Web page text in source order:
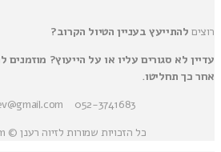
רוצים להתייעץ בעניין הטיול הקרוב?
עדיין לא סגורים עליו או על הייעוץ?
אחר כך תחליטו.
052-3741683 ziva.samtilev@gmail.com
כל הזכויות שמורות לזיוה רענן © samti-lev.com